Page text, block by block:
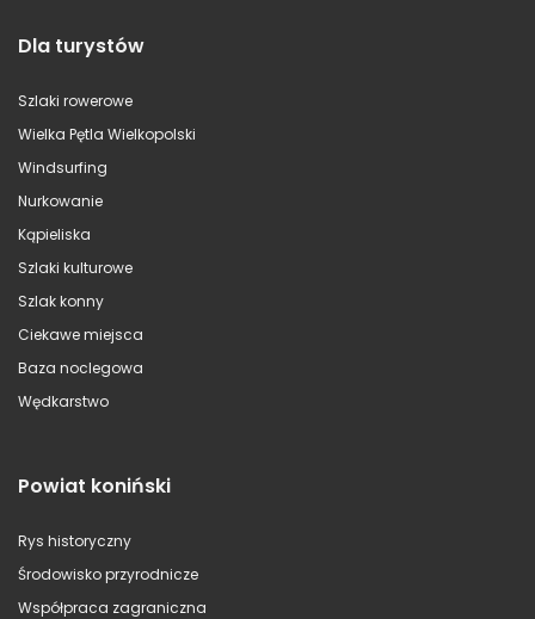
Dla turystów
Szlaki rowerowe
Wielka Pętla Wielkopolski
Windsurfing
Nurkowanie
Kąpieliska
Szlaki kulturowe
Szlak konny
Ciekawe miejsca
Baza noclegowa
Wędkarstwo
Powiat koniński
Rys historyczny
Środowisko przyrodnicze
Współpraca zagraniczna